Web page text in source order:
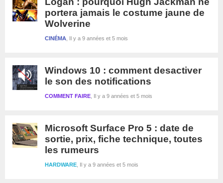
portera jamais le costume jaune de
Wolverine
Il y a 9 années et 5 mois
CINÉMA
Windows 10 : comment desactiver
le son des notifications
Il y a 9 années et 5 mois
COMMENT FAIRE
Microsoft Surface Pro 5 : date de
sortie, prix, fiche technique, toutes
les rumeurs
Il y a 9 années et 5 mois
HARDWARE